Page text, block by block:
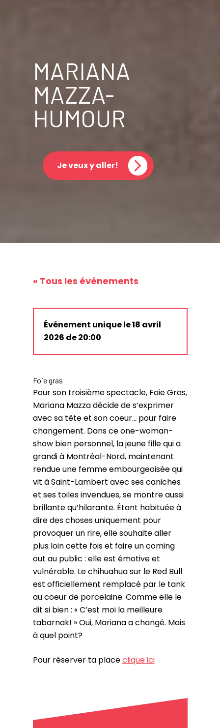
MARIANA
MAZZA-
HUMOUR
Je veux y aller!
« Tous les événements
Événement unique le 18 avril
2026 de 20:00
Foie gras
Pour son troisième spectacle, Foie Gras,
Mariana Mazza décide de s’exprimer
avec sa tête et son coeur… pour faire
changement. Dans ce one-woman-
show bien personnel, la jeune fille qui a
grandi à Montréal-Nord, maintenant
rendue une femme embourgeoisée qui
vit à Saint-Lambert avec ses caniches
et ses toiles invendues, se montre aussi
brillante qu’hilarante. Étant habituée à
dire des choses uniquement pour
provoquer un rire, elle souhaite aller
plus loin cette fois et faire un coming
out au public : elle est émotive et
vulnérable. Le chihuahua sur le Red Bull
est officiellement remplacé par le tank
au coeur de porcelaine. Comme elle le
dit si bien : « C’est moi la meilleure
tabarnak! » Oui, Mariana a changé. Mais
à quel point?
Pour réserver ta placeclique ici